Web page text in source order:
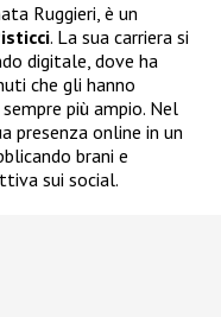
Ruggieri, è un
. La sua carriera si
digitale, dove ha
che gli hanno
più ampio. Nel
presenza online in un
brani e
sui social.